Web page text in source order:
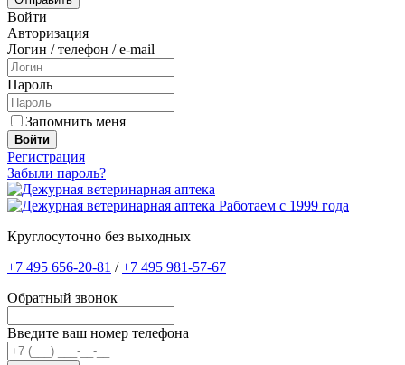
Войти
Авторизация
Логин / телефон / e-mail
Пароль
Запомнить меня
Войти
Регистрация
Забыли пароль?
Работаем с 1999 года
Круглосуточно без выходных
+7 495 656-20-81 /+7 495 981-57-67
Обратный звонок
Введите ваш номер телефона